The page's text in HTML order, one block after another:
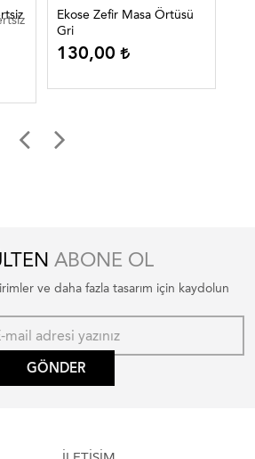
Ekose Zefir Masa Örtüsü
Gri
130,00
ABONE OL
ve daha fazla tasarım için kaydolun
GÖNDER